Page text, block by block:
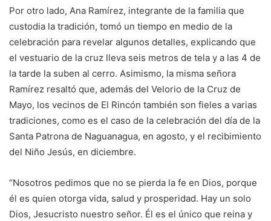
Por otro lado, Ana Ramírez, integrante de la familia que
custodia la tradición, tomó un tiempo en medio de la
celebración para revelar algunos detalles, explicando que
el vestuario de la cruz lleva seis metros de tela y a las 4 de
la tarde la suben al cerro. Asimismo, la misma señora
Ramírez resaltó que, además del Velorio de la Cruz de
Mayo, los vecinos de El Rincón también son fieles a varias
tradiciones, como es el caso de la celebración del día de la
Santa Patrona de Naguanagua, en agosto, y el recibimiento
del Niño Jesús, en diciembre.
“Nosotros pedimos que no se pierda la fe en Dios, porque
él es quien otorga vida, salud y prosperidad. Hay un solo
Dios, Jesucristo nuestro señor. Él es el único que reina y